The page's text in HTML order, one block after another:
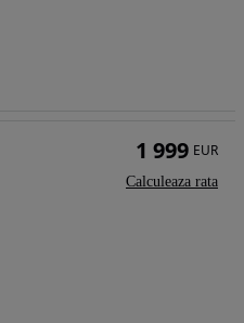
1 999 EUR
Calculeaza rata